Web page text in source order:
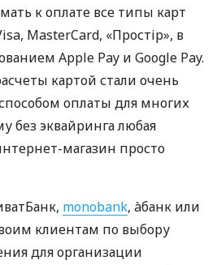
к оплате все типы карт
MasterCard, «Простір», в
Apple Pay и Google Pay.
картой стали очень
оплаты для многих
без эквайринга любая
магазин просто
monobank, àбанк или
клиентам по выбору
для организации